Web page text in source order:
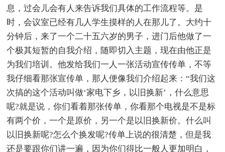
息，过会儿会有人来告诉我们具体的工作流程等。是
时，会议室已经有几人学生摸样的人在那儿了。大约十
分钟后，来了一个二十五六岁的男子，进门后他做了一
个极其短暂的自我介绍，随即切入主题，现在由他正是
为我们培训。他发给我们一人一张活动宣传传单，不等
我仔细看那张宣传单，那人便像我们介绍起来：“我们这
次搞的这个活动叫做‘家电下乡，以旧换新’，什么意思
呢?就是说，你们看着那张传单，你看那个电视是不是标
有两个价，一个是原价，另一个是以旧换新价。什么叫
以旧换新呢?怎么个换发呢?传单上说的很清楚，但是我
还是要跟你们讲一遍，因为你们得比一般人更加明白，